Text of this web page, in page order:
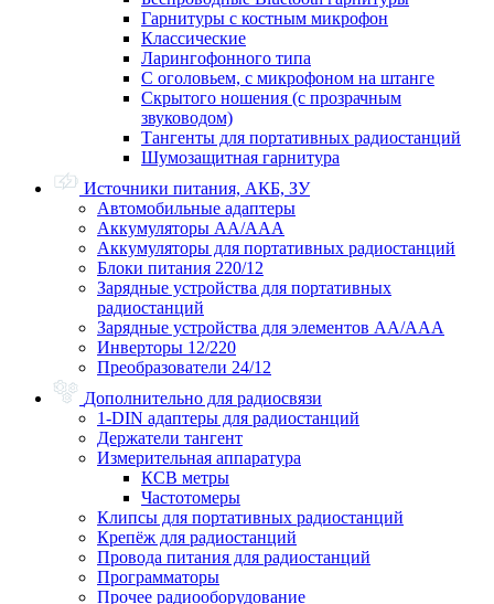
Гарнитуры с костным микрофон
Классические
Ларингофонного типа
С оголовьем, с микрофоном на штанге
Скрытого ношения (с прозрачным
звуководом)
Тангенты для портативных радиостанций
Шумозащитная гарнитура
Источники питания, АКБ, ЗУ
Автомобильные адаптеры
Аккумуляторы АА/ААА
Аккумуляторы для портативных радиостанций
Блоки питания 220/12
Зарядные устройства для портативных
радиостанций
Зарядные устройства для элементов АА/ААА
Инверторы 12/220
Преобразователи 24/12
Дополнительно для радиосвязи
1-DIN адаптеры для радиостанций
Держатели тангент
Измерительная аппаратура
КСВ метры
Частотомеры
Клипсы для портативных радиостанций
Крепёж для радиостанций
Провода питания для радиостанций
Программаторы
Прочее радиооборудование